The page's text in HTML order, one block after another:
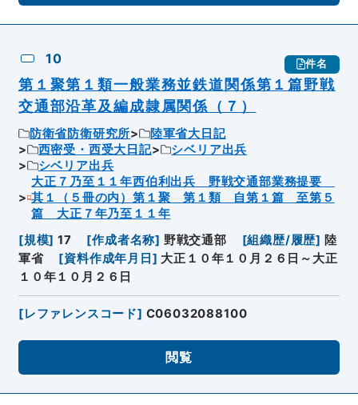
10 件名
第１聚第１類一般業務並鉄道関係第１篇野戦
交通部沿革及編成隷属関係（７）
防衛省防衛研究所
陸軍省大日記
西密受・西受大日記
シベリア出兵
シベリア出兵
大正７乃至１１年西伯利出兵 野戦交通部業務提要
其１（５冊の内）第１聚 第１類 自第１篇 至第５
篇 大正７年乃至１１年
[規模] 17 [作成者名称] 野戦交通部 [組織歴/履歴] 陸
軍省
[資料作成年月日 ] 大正１０年１０月２６日～大正
１０年１０月２６日
[レファレンスコード] C06032088100
閲覧